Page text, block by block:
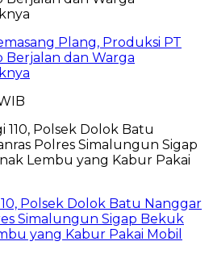
Plang, Produksi PT
Berjalan dan Warga
Polsek Dolok Batu Nanggar
Simalungun Sigap Bekuk
yang Kabur Pakai Mobil